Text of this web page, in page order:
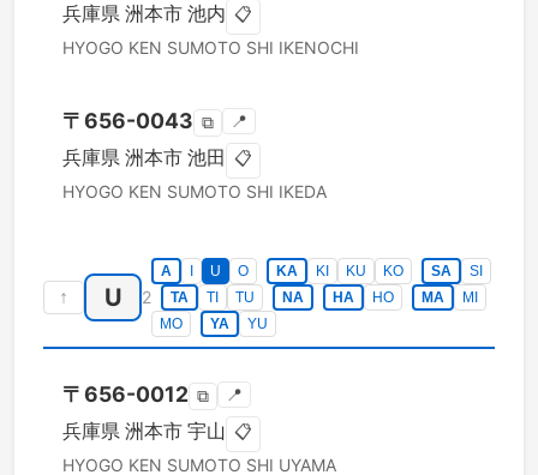
兵庫県 洲本市 池内 📋
HYOGO KEN SUMOTO SHI IKENOCHI
〒656-0043 ⧉ 📍
兵庫県 洲本市 池田 📋
HYOGO KEN SUMOTO SHI IKEDA
↑ U 2
A U O KA KI KU KO SA
SI
TA
TI TU NA HA HO MA
MI
MO
YA YU
〒656-0012 ⧉ 📍
兵庫県 洲本市 宇山 📋
HYOGO KEN SUMOTO SHI UYAMA